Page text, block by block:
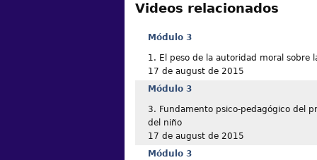
Videos relacionados
Módulo 3
1. El peso de la autoridad moral sobre
17 de august de 2015
Módulo 3
3. Fundamento psico-pedagógico del
del niño
17 de august de 2015
Módulo 3